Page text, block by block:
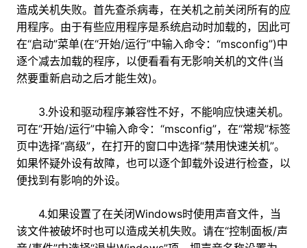
造成关机失败。首先查杀病毒，在关机之前关闭所有的应
用程序。由于有些应用程序是系统启动时加载的，因此可
在“启动”菜单(在“开始/运行”中输入命令：“msconfig”)中
逐个减去加载的程序，以便看看有无影响关机的文件(当
然要重新启动之后才能生效)。
3.外设和驱动程序兼容性不好，不能响应快速关机。
可在“开始/运行”中输入命令：“msconfig”，在“常规”标签
页中选择“高级”，在打开的窗口中选择“禁用快速关机”。
如果怀疑外设有故障，也可以逐个卸载外设进行检查，以
便找到有影响的外设。
4.如果设置了在关闭Windows时使用声音文件，当
该文件被破坏时也可以造成关机失败。请在“控制面板/声